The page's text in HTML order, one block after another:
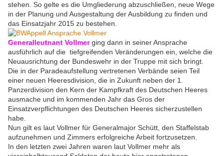
stehen. So gelte es die Umgliederung abzuschließen, neue Wege
in der Planung und Ausgestaltung der Ausbildung zu finden und
das Einsatzjahr 2015 zu bestehen.
Generalleutnant Vollmerging dann in seiner Ansprache
ausführlich auf die tiefgreifenden Veränderungen ein, welche die
Neuausrichtung der Bundeswehr in der Truppe mit sich bringt.
Die in der Paradeaufstellung vertretenen Verbände seien Teil
einer neuen Heeresdivision, die in Zukunft neben der 1.
Panzerdivision den Kern der Kampfkraft des Deutschen Heeres
ausmache und im kommenden Jahr das Gros der
Einsatzverpflichtungen des Deutschen Heeres sicherzustellen
habe.
Nun gilt es laut Vollmer für Generalmajor Schütt, den Staffelstab
aufzunehmen und Zimmers erfolgreiche Arbeit fortzusetzen.
In den letzten zwei Jahren waren laut Vollmer mehr als